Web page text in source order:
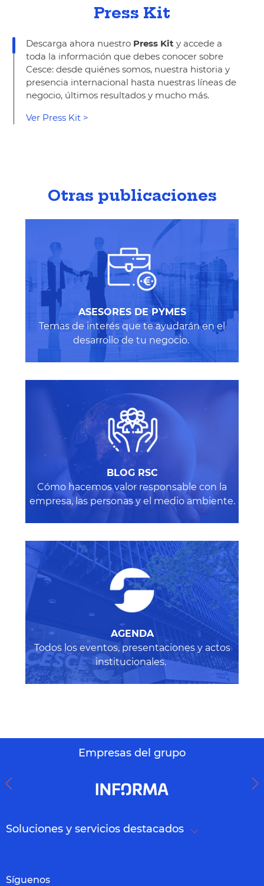
Press Kit
Descarga ahora nuestro Press Kit y accede a
toda la información que debes conocer sobre
Cesce: desde quiénes somos, nuestra historia y
presencia internacional hasta nuestras líneas de
negocio, últimos resultados y mucho más.
Ver Press Kit >
Otras publicaciones
ASESORES DE PYMES
Temas de interés que te ayudarán en el
desarrollo de tu negocio.
BLOG RSC
Cómo hacemos valor responsable con la
empresa, las personas y el medio ambiente.
AGENDA
Todos los eventos, presentaciones y actos
institucionales.
Empresas del grupo
Soluciones y servicios destacados
Síguenos